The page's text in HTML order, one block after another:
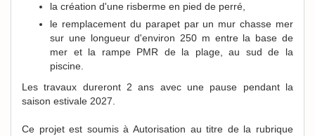
la création d'une risberme en pied de perré,
le remplacement du parapet par un mur chasse mer
sur une longueur d'environ 250 m entre la base de
mer et la rampe PMR de la plage, au sud de la
piscine.
Les travaux dureront 2 ans avec une pause pendant la
saison estivale 2027.
Ce projet est soumis à Autorisation au titre de la rubrique